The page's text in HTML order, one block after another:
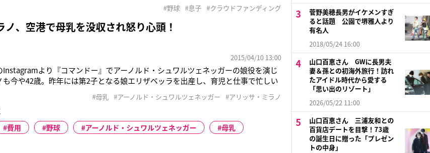
を尽くすよう鼓舞してくれます。試合をするために、資金を集めなくてはなりませ
目
#野球 #息子 #クラウドファンディング
ノ、空港で母乳を没収され怒り心頭！
2015/04/10 13:00
Instagramより『コマンドー』でアーノルド・シュワルツェネッガーの娘役を演じ
今や42歳。昨年には第2子となる娘エリザベッラを出産し、育児と仕事で忙しい
おいた母乳を不当に没収されたというのだ。「（1/2）ヒースロー空港で、搾乳し
#母乳 #アーノルド・シュワルツェネッガー #アリッサ・ミラノ
費用 野球 アーノルド・シュワルツェネッガー 母乳
菅野美穂長男がイケメンすぎ
ると話題 公園で堺雅人より
有名人
2018/05/24 16:00
山口百恵さん GWに長男夫
妻＆孫との初海外旅行！訪れ
たアイドル時代から愛する
「思い出のリゾート」
2026/05/22 11:00
山口百恵さん 三浦友和との
百貨店デートを目撃！73歳
の誕生日に贈った「プレゼン
トの中身」